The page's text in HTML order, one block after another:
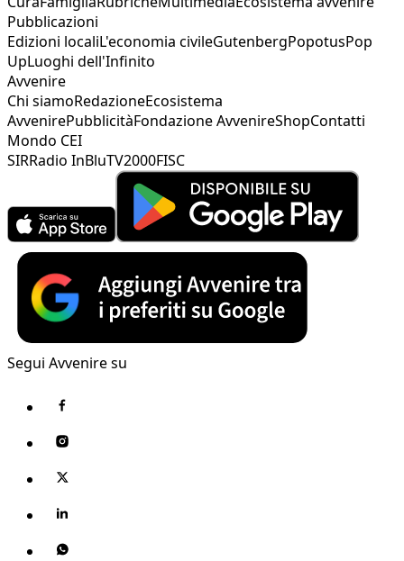
Pubblicazioni
Edizioni localiL'economia civileGutenbergPopotusPop
UpLuoghi dell'Infinito
Avvenire
Chi siamoRedazioneEcosistema
AvvenirePubblicitàFondazione AvvenireShopContatti
Mondo CEI
SIRRadio InBluTV2000FISC
Segui Avvenire su